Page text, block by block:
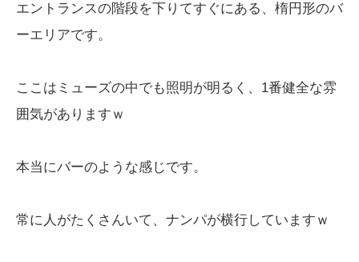
エントランスの階段を下りてすぐにある、楕円形のバ
ーエリアです。
ここはミューズの中でも照明が明るく、1番健全な雰
囲気がありますｗ
本当にバーのような感じです。
常に人がたくさんいて、ナンパが横行していますｗ